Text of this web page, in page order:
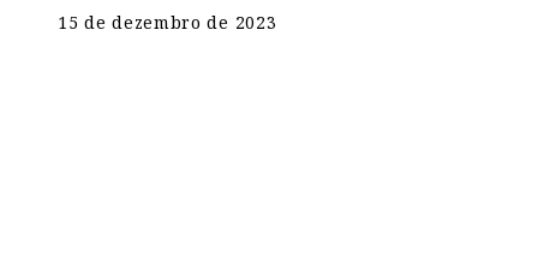
15 de dezembro de 2023